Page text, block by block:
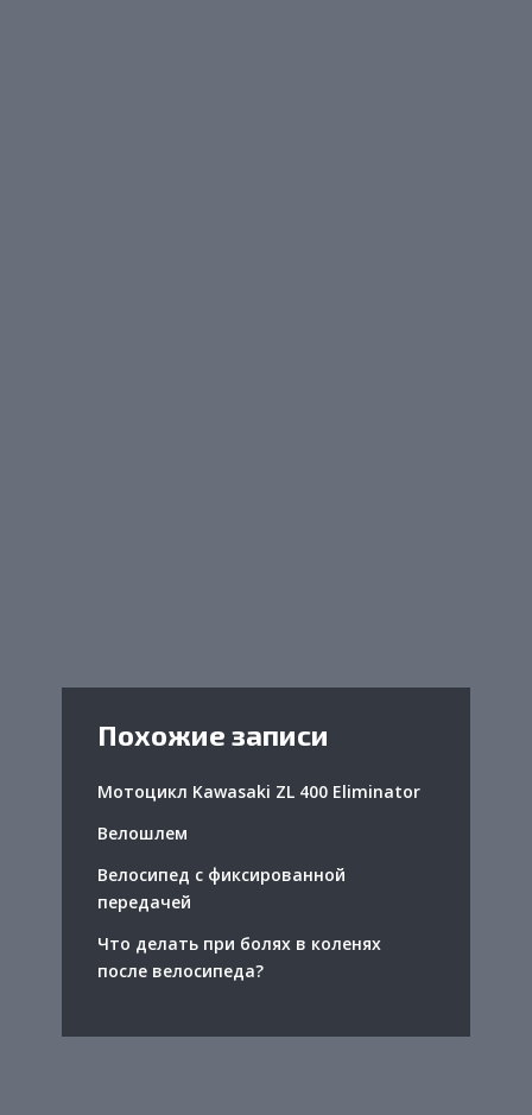
Похожие записи
Мотоцикл Kawasaki ZL 400 Eliminator
Велошлем
Велосипед с фиксированной
передачей
Что делать при болях в коленях
после велосипеда?